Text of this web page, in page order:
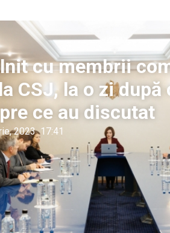
cu membrii
CSJ, la o zi
ce au discutat
2023 17:41